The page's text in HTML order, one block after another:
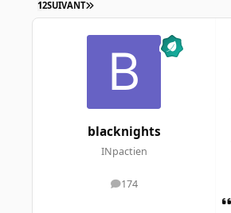
12SUIVANT
blacknights
INpactien
174
messages